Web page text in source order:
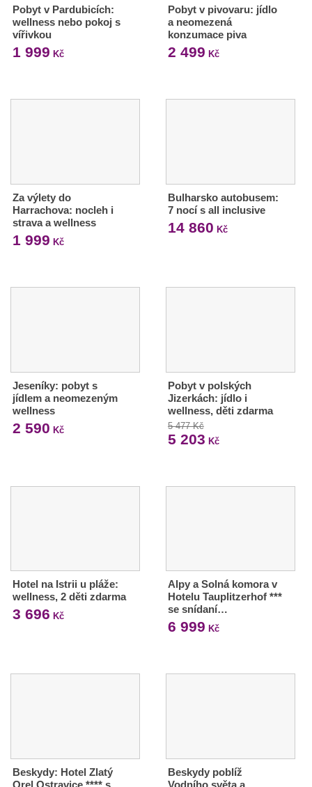
Pobyt v Pardubicích:
wellness nebo pokoj s
vířivkou
1 999 Kč
Pobyt v pivovaru: jídlo
a neomezená
konzumace piva
2 499 Kč
Za výlety do
Harrachova: nocleh i
strava a wellness
1 999 Kč
Bulharsko autobusem:
7 nocí s all inclusive
14 860 Kč
Jeseníky: pobyt s
jídlem a neomezeným
wellness
2 590 Kč
Pobyt v polských
Jizerkách: jídlo i
wellness, děti zdarma
5 477 Kč
5 203 Kč
Hotel na Istrii u pláže:
wellness, 2 děti zdarma
3 696 Kč
Alpy a Solná komora v
Hotelu Tauplitzerhof ***
se snídaní…
6 999 Kč
Beskydy: Hotel Zlatý
Beskydy poblíž